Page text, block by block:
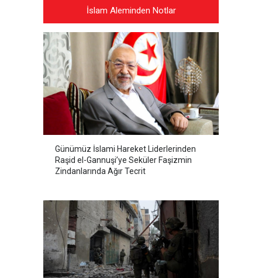
İslam Aleminden Notlar
Günümüz İslami Hareket Liderlerinden
Raşid el-Gannuşi’ye Seküler Faşizmin
Zindanlarında Ağır Tecrit